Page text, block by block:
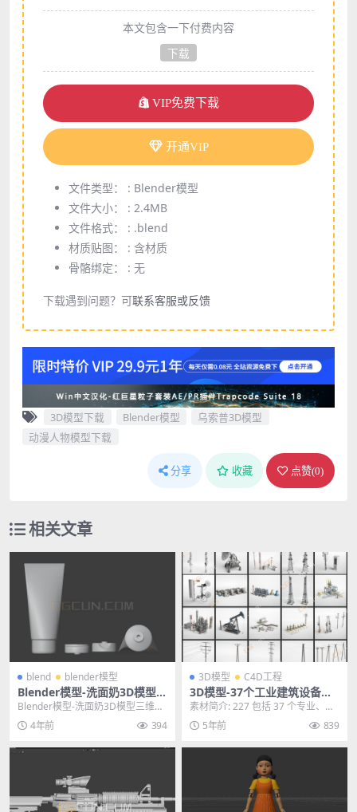
本文包含一下付费内容
下载
VIP免费下载
开通VIP
文件类型： : Blender模型
文件大小： : 2.4MB
文件格式： : .blend
材质贴图： : 含材质
骨骼绑定： : 无
下载遇到问题？可联系客服或反馈
3D模型下载 Blender模型
乌索普3D模型
动漫人物模型下载
分享 收藏 点赞(0)
相关文章
blend blender模型
Blender模型-洗面奶3D模型生
活用品三维模型素材
Blender模型-洗面奶3D模型三维模
型素材 其他推荐: Blender模型-...
4年前 394
3D模型 C4D工程
3D模型-37个工业建筑设备模
型天线电线杆发电站加油站模
型
素材简介: 227 包括 37 个专业、高
质量的建筑可视化 3d 模型。该系列
配...5年前 839